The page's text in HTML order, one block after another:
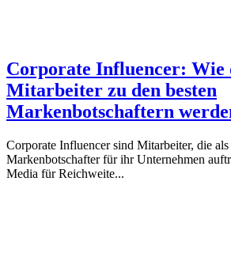
Corporate Influencer: Wie
Mitarbeiter zu den besten
Markenbotschaftern
Corporate Influencer sind Mitarbeiter, die als
Markenbotschafter für ihr Unternehmen
Media für Reichweite...